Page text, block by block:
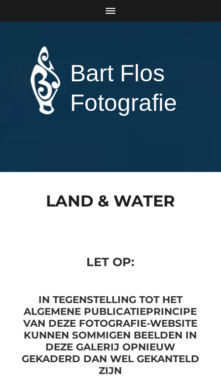
Bart Flos
Fotografie
LAND & WATER
LET OP:
IN TEGENSTELLING TOT HET
ALGEMENE PUBLICATIEPRINCIPE
VAN DEZE FOTOGRAFIE-WEBSITE
KUNNEN SOMMIGEN BEELDEN IN
DEZE GALERIJ OPNIEUW
GEKADERD DAN WEL GEKANTELD
ZIJN